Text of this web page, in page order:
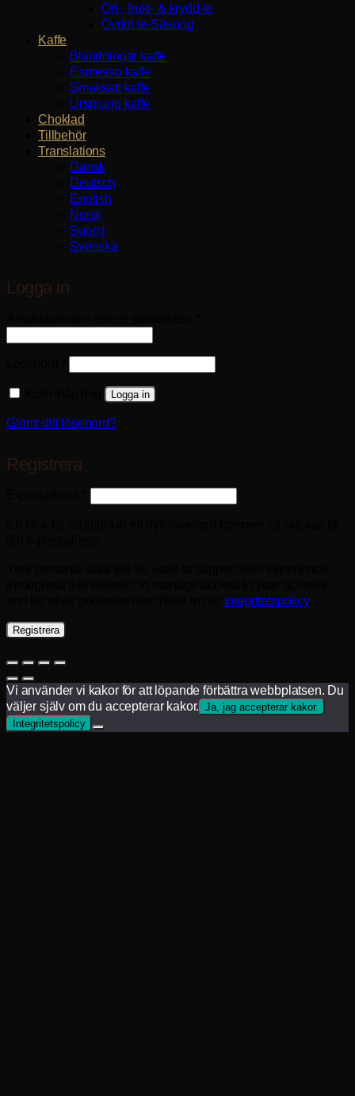
Ört-, frukt- & krydd-te
Övrigt te-Säsong
Kaffe
Blandningar kaffe
Espresso kaffe
Smaksatt kaffe
Ursprung kaffe
Choklad
Tillbehör
Translations
Dansk
Deutsch
English
Norsk
Suomi
Svenska
Logga in
Logga in
Glömt ditt lösenord?
Registrera
integritetspolicy.
Registrera
Vi använder vi kakor för att löpande förbättra webbplatsen. Du
väljer själv om du accepterar kakor.
Ja, jag accepterar kakor.
Integritetspolicy